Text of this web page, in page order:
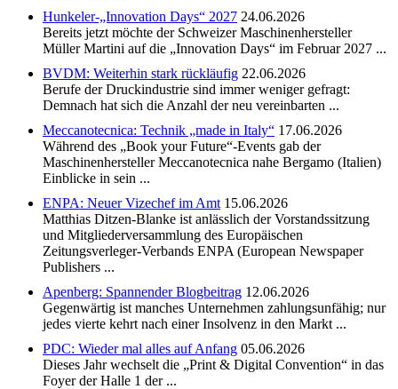
Hunkeler-„Innovation Days“ 2027 24.06.2026
Bereits jetzt möchte der Schweizer Maschinenhersteller
Müller Martini auf die „Innovation Days“ im Februar 2027 ...
BVDM: Weiterhin stark rückläufig 22.06.2026
Berufe der Druckindustrie sind immer weniger gefragt:
Demnach hat sich die Anzahl der neu vereinbarten ...
Meccanotecnica: Technik „made in Italy“ 17.06.2026
Während des „Book your Future“-Events gab der
Maschinenhersteller Meccanotecnica nahe Bergamo (Italien)
Einblicke in sein ...
ENPA: Neuer Vizechef im Amt 15.06.2026
Matthias Ditzen-Blanke ist anlässlich der Vorstandssitzung
und Mitgliederversammlung des Europäischen
Zeitungsverleger-Verbands ENPA (European Newspaper
Publishers ...
Apenberg: Spannender Blogbeitrag 12.06.2026
Gegenwärtig ist manches Unternehmen zahlungsunfähig; nur
jedes vierte kehrt nach einer Insolvenz in den Markt ...
PDC: Wieder mal alles auf Anfang 05.06.2026
Dieses Jahr wechselt die „Print & Digital Convention“ in das
Foyer der Halle 1 der ...